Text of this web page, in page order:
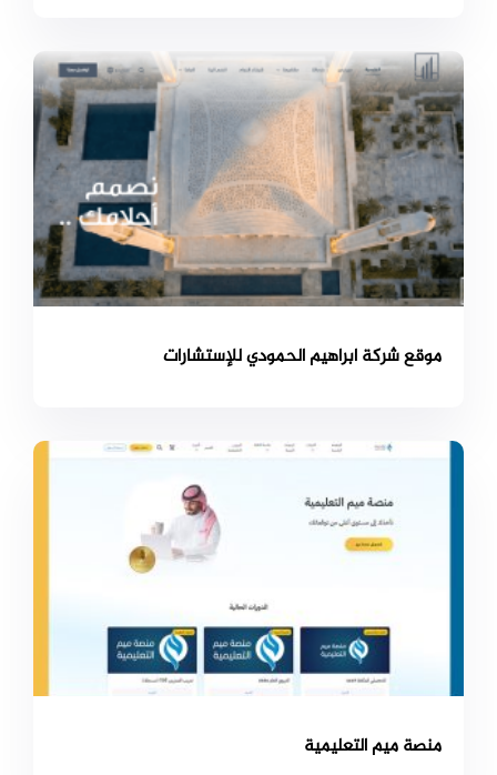
موقع شركة ابراهيم الحمودي للإستشارات
منصة ميم التعليمية